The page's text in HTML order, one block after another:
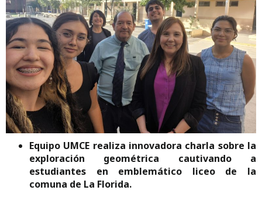
Equipo UMCE realiza innovadora charla sobre la
exploración geométrica cautivando a
estudiantes en emblemático liceo de la
comuna de La Florida.